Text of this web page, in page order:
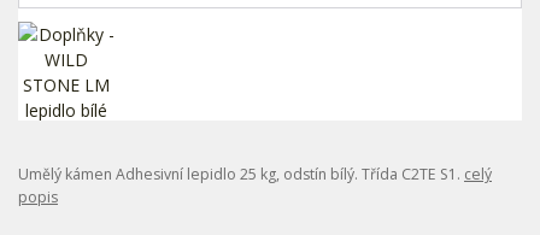
Umělý kámen Adhesivní lepidlo 25 kg, odstín bílý. Třída C2TE S1. celý
popis